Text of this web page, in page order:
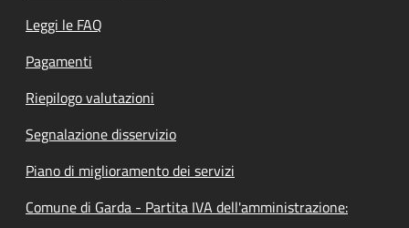
Leggi le FAQ
Pagamenti
Riepilogo valutazioni
Segnalazione disservizio
Piano di miglioramento dei servizi
Comune di Garda - Partita IVA dell'amministrazione: